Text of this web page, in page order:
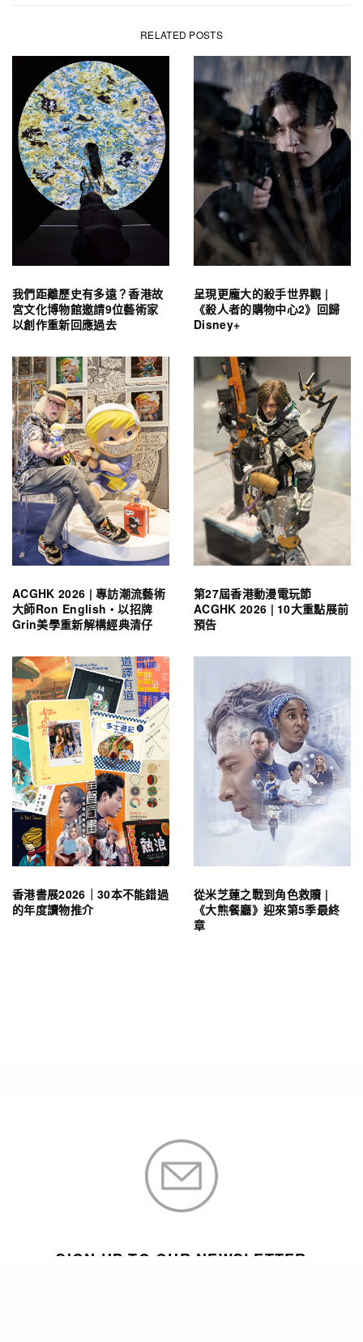
RELATED POSTS
我們距離歷史有多遠？香港故
宮文化博物館邀請9位藝術家
以創作重新回應過去
呈現更龐大的殺手世界觀 |
《殺人者的購物中心2》回歸
Disney+
ACGHK 2026 | 專訪潮流藝術
大師Ron English・以招牌
Grin美學重新解構經典清仔
第27屆香港動漫電玩節
ACGHK 2026 | 10大重點展前
預告
香港書展2026｜30本不能錯過
的年度讀物推介
從米芝蓮之戰到角色救贖 |
《大熊餐廳》迎來第5季最終
章
SIGN UP TO OUR NEWSLETTER